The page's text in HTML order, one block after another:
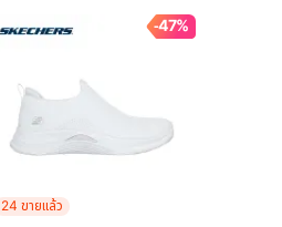
-47%
24 ขายแล้ว